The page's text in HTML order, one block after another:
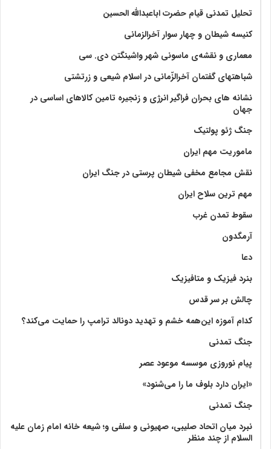
تحلیل تمدنی قیام حضرت اباعبدالله الحسین
کنیسه شیطان و چهار سوار آخرالزمانی
معماری و نقشه‌ی ماسونی شهر واشينگتن دی. سی
شباهتهای گفتمان آخر‌الزّمانی در اسلام شیعی و زرتشتی
نشانه های بحران فراگیر انرژی و زنجیره تامین کالاهای اساسی در
جهان
جنگ ژئو پولتیک
ماموریت مهم ایران
نقش مجامع مخفی شیطان پرستی در جنگ ایران
مهم ترین سلاح ایران
سقوط تمدن غرب
آرمگدون
دعا
بنرد فیزیک و متافیزیک
چالش بر سر قدس
کدام آموزه این‌همه خشم و تهدید دونالد ترامپ را حمایت می‌کند؟
جنگ تمدنی
پیام نوروزی موسسه موعود عصر
«ایران دارد بلوف ما را می‌شنود»
جنگ تمدنی
نبرد میان اتحاد صلیبی، صهیونی و سلفی و؛ شیعه خانه امام زمان علیه
السلام از چند منظر